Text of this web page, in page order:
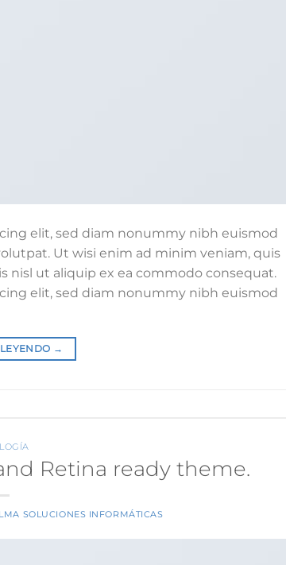
elit, sed diam nonummy nibh euismod
Ut wisi enim ad minim veniam, quis
nisl ut aliquip ex ea commodo consequat.
elit, sed diam nonummy nibh euismod
→
Retina ready theme.
SOLUCIONES INFORMÁTICAS